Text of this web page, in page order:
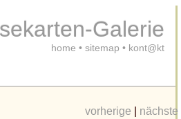
Galerie
home • sitemap • kont@kt
vorherige nächste